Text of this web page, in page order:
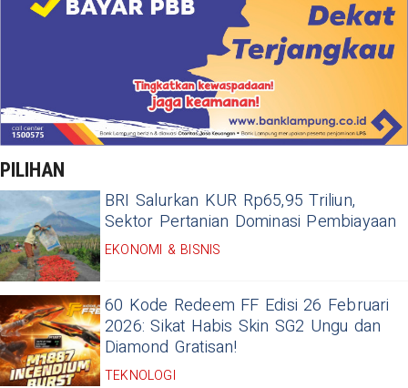
PILIHAN
BRI Salurkan KUR Rp65,95 Triliun,
Sektor Pertanian Dominasi Pembiayaan
EKONOMI & BISNIS
60 Kode Redeem FF Edisi 26 Februari
2026: Sikat Habis Skin SG2 Ungu dan
Diamond Gratisan!
TEKNOLOGI